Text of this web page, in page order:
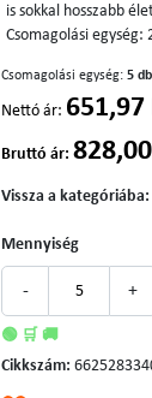
is sokkal hosszabb
Csomagolási egység:
Csomagolási egység: 5 db
Nettó ár: 651,97
Bruttó ár:
Vissza a kategóriába:
Mennyiség
- +
🟢 🛒 🚚
Cikkszám: